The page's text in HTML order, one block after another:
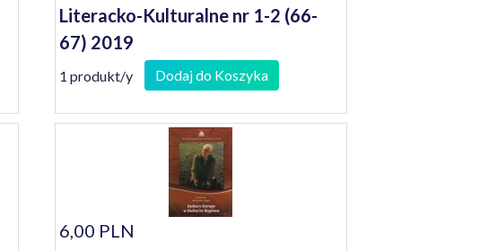
Literacko-Kulturalne nr 1-2 (66-
67) 2019
1 produkt/y Dodaj do Koszyka
6,00 PLN